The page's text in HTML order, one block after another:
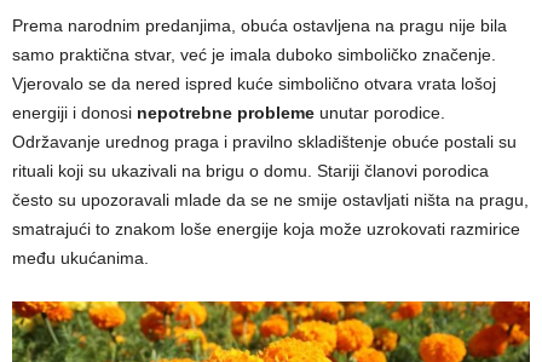
Prema narodnim predanjima, obuća ostavljena na pragu nije bila
samo praktična stvar, već je imala duboko simboličko značenje.
Vjerovalo se da nered ispred kuće simbolično otvara vrata lošoj
energiji i donosi nepotrebne probleme unutar porodice.
Održavanje urednog praga i pravilno skladištenje obuće postali su
rituali koji su ukazivali na brigu o domu. Stariji članovi porodica
često su upozoravali mlade da se ne smije ostavljati ništa na pragu,
smatrajući to znakom loše energije koja može uzrokovati razmirice
među ukućanima.